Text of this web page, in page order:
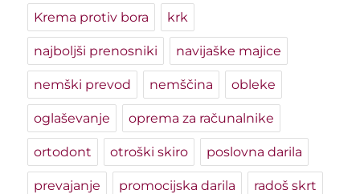
Krema protiv bora krk
najboljši prenosniki navijaške majice
nemški prevod nemščina obleke
oglaševanje oprema za računalnike
ortodont otroški skiro poslovna darila
prevajanje promocijska darila radoš skrt